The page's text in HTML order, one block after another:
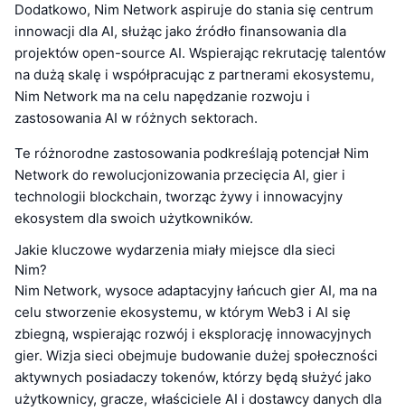
Dodatkowo, Nim Network aspiruje do stania się centrum
innowacji dla AI, służąc jako źródło finansowania dla
projektów open-source AI. Wspierając rekrutację talentów
na dużą skalę i współpracując z partnerami ekosystemu,
Nim Network ma na celu napędzanie rozwoju i
zastosowania AI w różnych sektorach.
Te różnorodne zastosowania podkreślają potencjał Nim
Network do rewolucjonizowania przecięcia AI, gier i
technologii blockchain, tworząc żywy i innowacyjny
ekosystem dla swoich użytkowników.
Jakie kluczowe wydarzenia miały miejsce dla sieci
Nim?
Nim Network, wysoce adaptacyjny łańcuch gier AI, ma na
celu stworzenie ekosystemu, w którym Web3 i AI się
zbiegną, wspierając rozwój i eksplorację innowacyjnych
gier. Wizja sieci obejmuje budowanie dużej społeczności
aktywnych posiadaczy tokenów, którzy będą służyć jako
użytkownicy, gracze, właściciele AI i dostawcy danych dla